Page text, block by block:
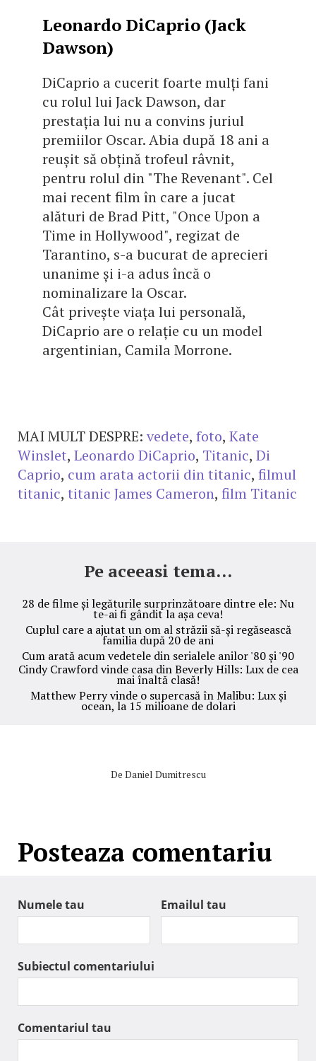
Leonardo DiCaprio (Jack
Dawson)
DiCaprio a cucerit foarte mulți fani
cu rolul lui Jack Dawson, dar
prestația lui nu a convins juriul
premiilor Oscar. Abia după 18 ani a
reușit să obțină trofeul râvnit,
pentru rolul din "The Revenant". Cel
mai recent film în care a jucat
alături de Brad Pitt, "Once Upon a
Time in Hollywood", regizat de
Tarantino, s-a bucurat de aprecieri
unanime și i-a adus încă o
nominalizare la Oscar.
Cât privește viața lui personală,
DiCaprio are o relație cu un model
argentinian, Camila Morrone.
MAI MULT DESPRE: vedete, foto, Kate
Winslet, Leonardo DiCaprio, Titanic, Di
Caprio, cum arata actorii din titanic, filmul
titanic, titanic James Cameron, film Titanic
Pe aceeasi tema...
28 de filme și legăturile surprinzătoare dintre ele: Nu
te-ai fi gândit la așa ceva!
Cuplul care a ajutat un om al străzii să-și regăsească
familia după 20 de ani
Cum arată acum vedetele din serialele anilor '80 și '90
Cindy Crawford vinde casa din Beverly Hills: Lux de cea
mai înaltă clasă!
Matthew Perry vinde o supercasă în Malibu: Lux și
ocean, la 15 milioane de dolari
De Daniel Dumitrescu
Posteaza comentariu
Numele tau Emailul tau
Subiectul comentariului
Comentariul tau